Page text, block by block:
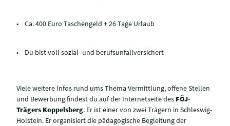
• Ca. 400 Euro Taschengeld + 26 Tage Urlaub
• Du bist voll sozial- und berufsunfallversichert
Viele weitere Infos rund ums Thema Vermittlung, offene Stellen
und Bewerbung findest du auf der Internetseite des FÖJ-
Trägers Koppelsberg. Er ist einer von zwei Trägern in Schleswig-
Holstein. Er organisiert die pädagogische Begleitung der